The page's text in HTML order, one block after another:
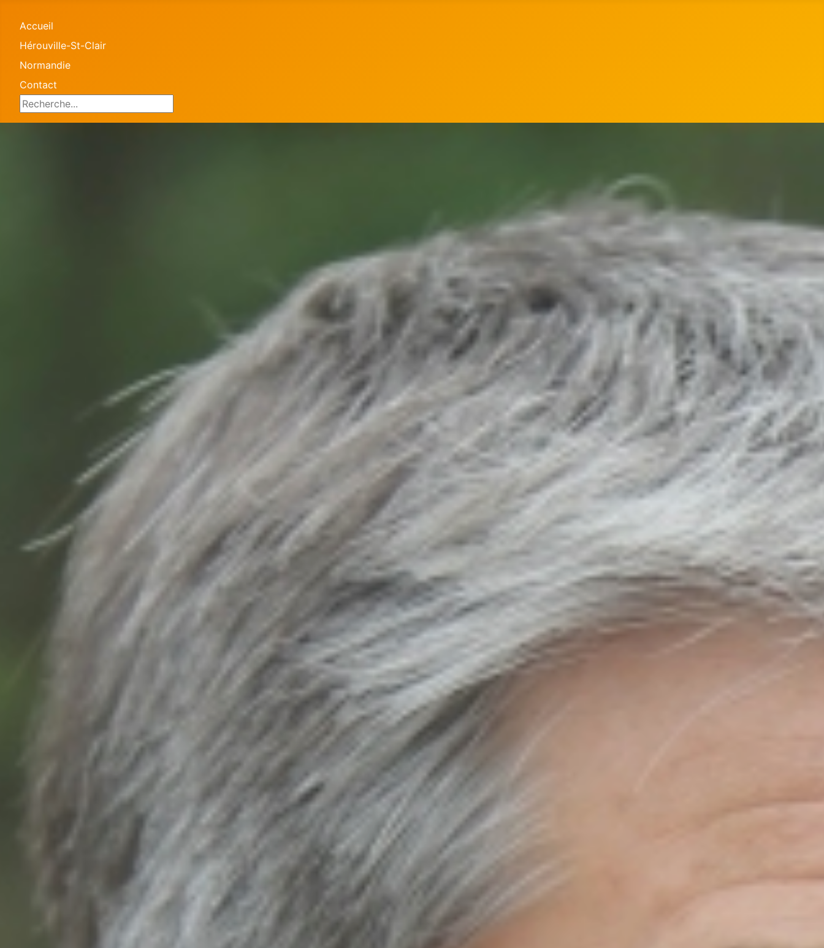
Accueil
Hérouville-St-Clair
Normandie
Contact
Search ...